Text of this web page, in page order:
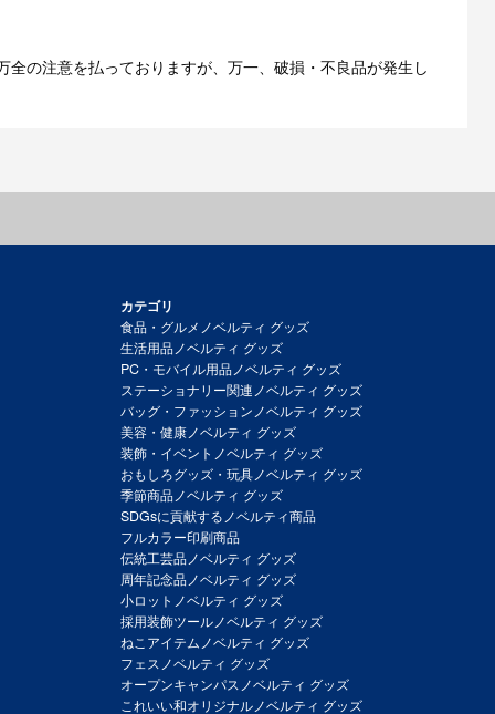
の注意を払っておりますが、万一、破損・不良品が発生し
カテゴリ
食品・グルメノベルティ グッズ
生活用品ノベルティ グッズ
PC・モバイル用品ノベルティ グッズ
ステーショナリー関連ノベルティ グッズ
バッグ・ファッションノベルティ グッズ
美容・健康ノベルティ グッズ
装飾・イベントノベルティ グッズ
おもしろグッズ・玩具ノベルティ グッズ
季節商品ノベルティ グッズ
SDGsに貢献するノベルティ商品
フルカラー印刷商品
伝統工芸品ノベルティ グッズ
周年記念品ノベルティ グッズ
小ロットノベルティ グッズ
採用装飾ツールノベルティ グッズ
ねこアイテムノベルティ グッズ
フェスノベルティ グッズ
オープンキャンパスノベルティ グッズ
これいい和オリジナルノベルティ グッズ